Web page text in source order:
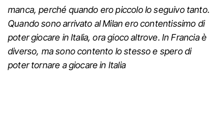
manca, perché quando ero piccolo lo seguivo tanto.
Quando sono arrivato al Milan ero contentissimo di
poter giocare in Italia, ora gioco altrove. In Francia è
diverso, ma sono contento lo stesso e spero di
poter tornare a giocare in Italia